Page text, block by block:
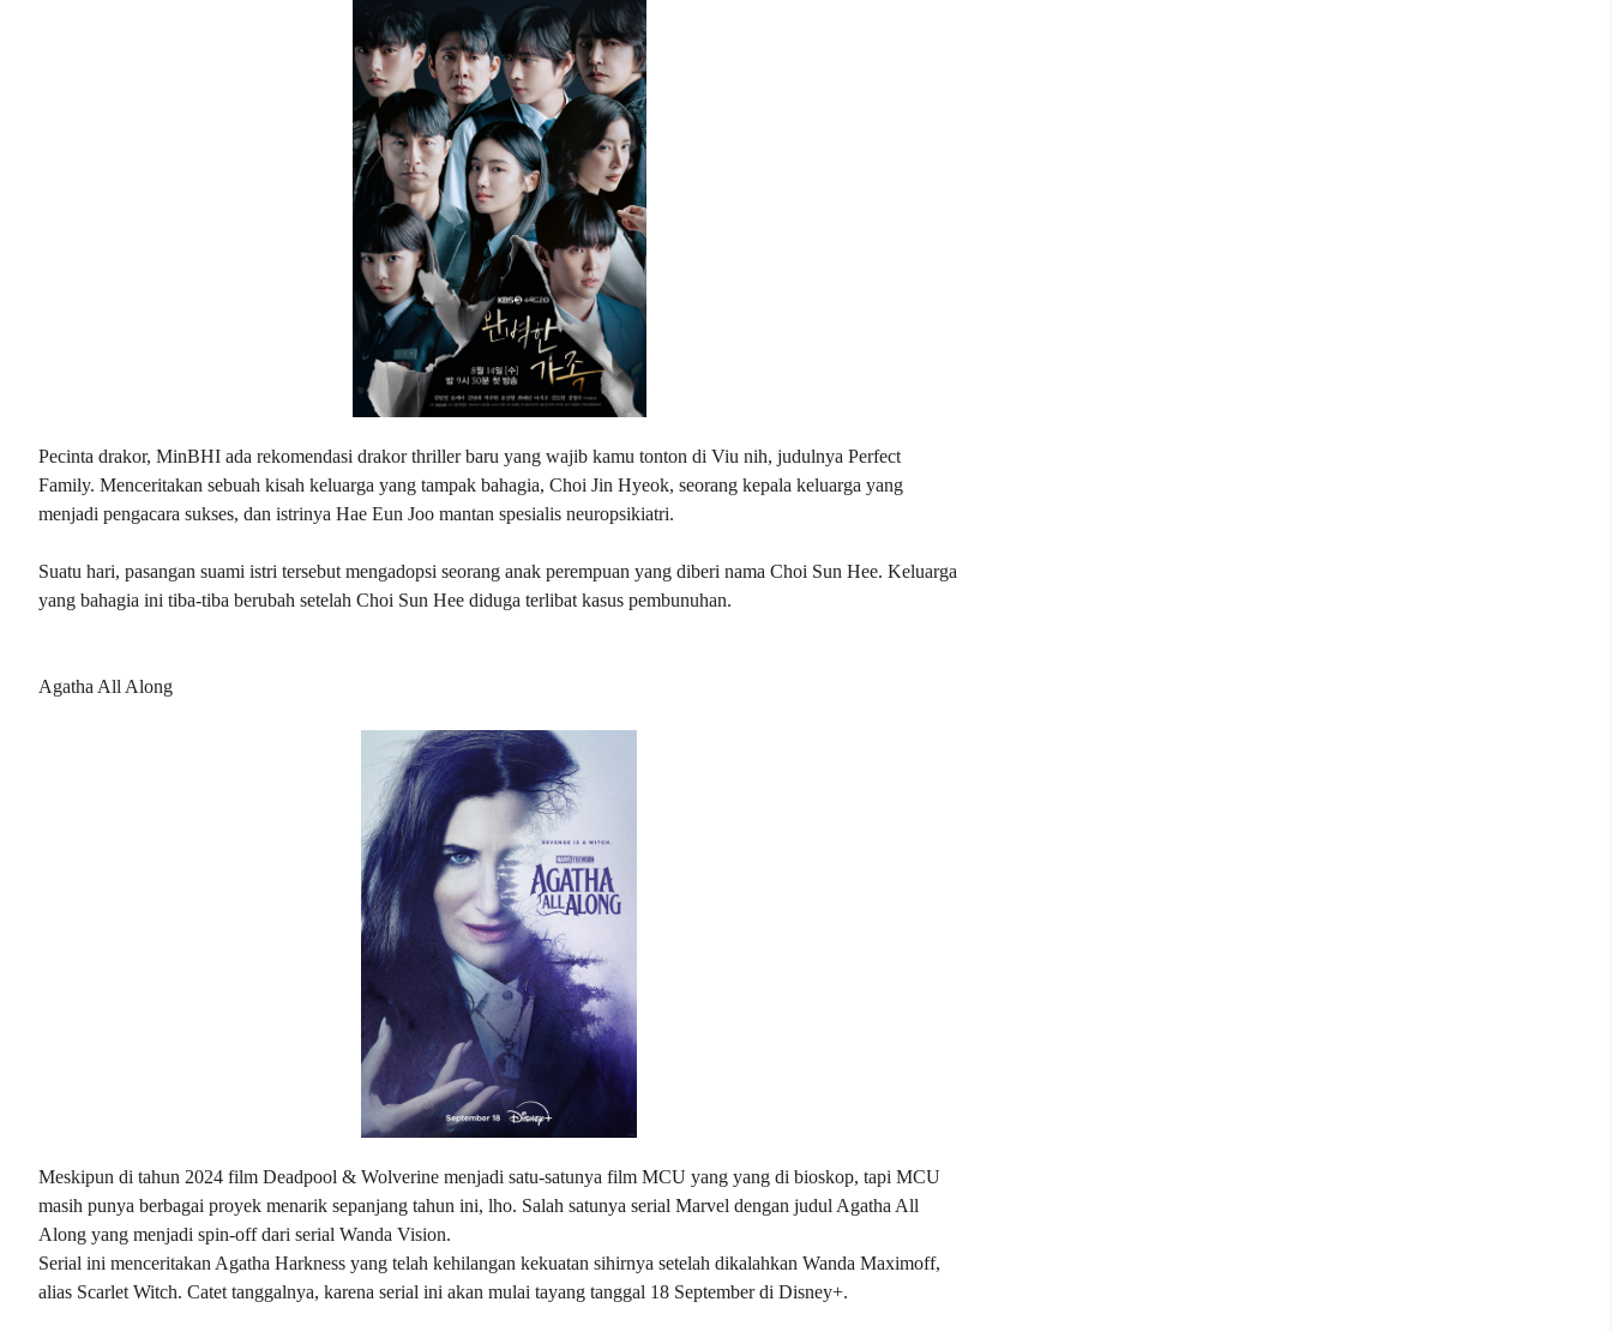
Pecinta drakor, MinBHI ada rekomendasi drakor thriller baru yang wajib kamu tonton di Viu nih, judulnya Perfect
Family. Menceritakan sebuah kisah keluarga yang tampak bahagia, Choi Jin Hyeok, seorang kepala keluarga yang
menjadi pengacara sukses, dan istrinya Hae Eun Joo mantan spesialis neuropsikiatri.
Suatu hari, pasangan suami istri tersebut mengadopsi seorang anak perempuan yang diberi nama Choi Sun Hee. Keluarga
yang bahagia ini tiba-tiba berubah setelah Choi Sun Hee diduga terlibat kasus pembunuhan.
Agatha All Along
Meskipun di tahun 2024 film Deadpool & Wolverine menjadi satu-satunya film MCU yang yang di bioskop, tapi MCU
masih punya berbagai proyek menarik sepanjang tahun ini, lho. Salah satunya serial Marvel dengan judul Agatha All
Along yang menjadi spin-off dari serial Wanda Vision.
Serial ini menceritakan Agatha Harkness yang telah kehilangan kekuatan sihirnya setelah dikalahkan Wanda Maximoff,
alias Scarlet Witch. Catet tanggalnya, karena serial ini akan mulai tayang tanggal 18 September di Disney+.